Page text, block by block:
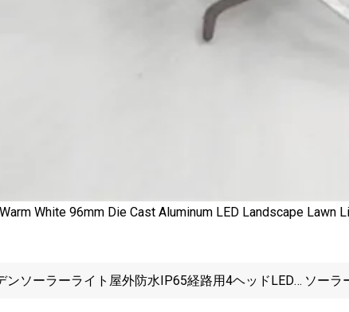
ンソーラーライト屋外防水IP65経路用4ヘッドLED
ソーラ